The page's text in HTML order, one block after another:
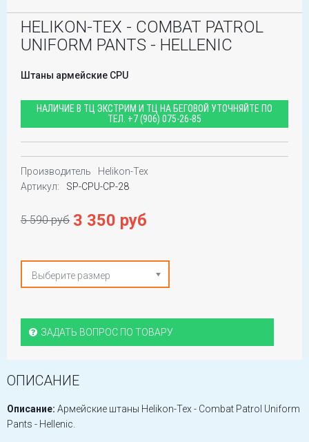
HELIKON-TEX - COMBAT PATROL
UNIFORM PANTS - HELLENIC
Штаны армейские CPU
НАЛИЧИЕ В ТЦ ЭКСТРИМ И ТЦ НА БЕГОВОЙ УТОЧНЯЙТЕ ПО
ТЕЛ. +7 (906) 075-26-85
Производитель
Helikon-Tex
Артикул:
SP-CPU-CP-28
5 590 руб 3 350 руб
Выберите размер
ЗАДАТЬ ВОПРОС ПО ТОВАРУ
ОПИСАНИЕ
Описание: Армейские штаны Helikon-Tex - Combat Patrol Uniform
Pants - Hellenic.